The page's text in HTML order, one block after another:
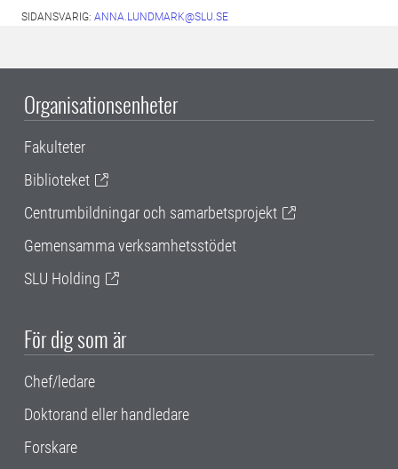
SIDANSVARIG: ANNA.LUNDMARK@SLU.SE
Organisationsenheter
Fakulteter
Biblioteket
Centrumbildningar och samarbetsprojekt
Gemensamma verksamhetsstödet
SLU Holding
För dig som är
Chef/ledare
Doktorand eller handledare
Forskare